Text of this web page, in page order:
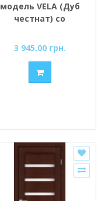
модель VELA (Дуб
честнат) со
3 945.00 грн.